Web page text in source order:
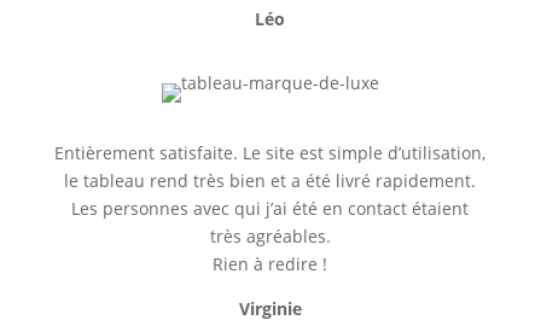
Léo
Entièrement satisfaite. Le site est simple d’utilisation,
le tableau rend très bien et a été livré rapidement.
Les personnes avec qui j’ai été en contact étaient
très agréables.
Rien à redire !
Virginie